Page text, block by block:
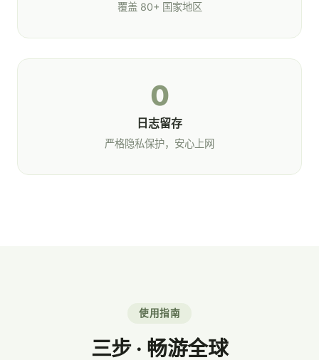
覆盖 80+ 国家地区
0
日志留存
严格隐私保护，安心上网
使用指南
三步 · 畅游全球